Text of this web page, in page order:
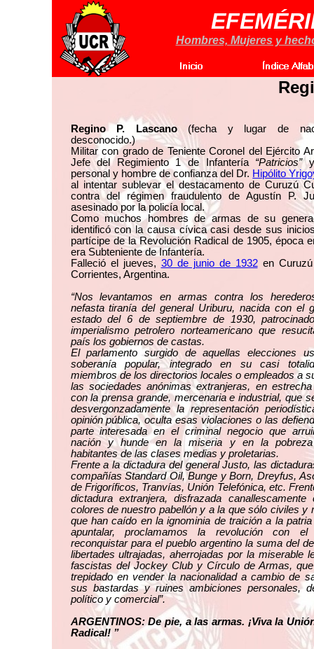
Hombres, Mujeres y
Regino P. Lascano(fecha y lugar de
desconocido.)
Militar con grado de Teniente Coronel del Ejército
Jefe del Regimiento 1 de Infantería “Patricios”y
personal y hombre de confianza del Dr. Hipólito
al intentar sublevar el destacamento de Curuzú
contra del régimen fraudulento de Agustín P.
asesinado por la policía local.
Como muchos hombres de armas de su
identificó con la causa cívica casi desde sus
partícipe de la Revolución Radical de 1905, época
era Subteniente de Infantería.
Falleció el jueves, 30 de junio de 1932en Curuzú
Corrientes, Argentina.
“Nos levantamos en armas contra los
nefasta tiranía del general Uriburu, nacida con el
estado del 6 de septiembre de 1930,
imperialismo petrolero norteamericano que
país los gobiernos de castas.
El parlamento surgido de aquellas elecciones
soberanía popular, integrado en su casi
miembros de los directorios locales o empleados a
las sociedades anónimas extranjeras, en
con la prensa grande, mercenaria e industrial, que
desvergonzadamente la representación
opinión pública, oculta esas violaciones o las
parte interesada en el criminal negocio que
nación y hunde en la miseria y en la
habitantes de las clases medias y proletarias.
Frente a la dictadura del general Justo, las
compañías Standard Oil, Bunge y Born, Dreyfus,
de Frigoríficos, Tranvías, Unión Telefónica, etc.
dictadura extranjera, disfrazada canallescamente
colores de nuestro pabellón y a la que sólo civiles y
que han caído en la ignominia de traición a la patria
apuntalar, proclamamos la revolución con
reconquistar para el pueblo argentino la suma del
libertades ultrajadas, aherrojadas por la miserable
fascistas del Jockey Club y Círculo de Armas,
trepidado en vender la nacionalidad a cambio de
sus bastardas y ruines ambiciones personales,
político y comercial”.
ARGENTINOS: De pie, a las armas. ¡Viva la
Radical! ”